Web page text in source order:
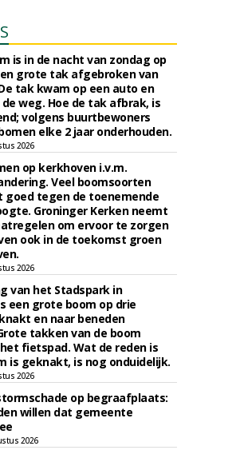
is in de nacht van zondag op
grote tak afgebroken van
tak kwam op een auto en
weg. Hoe de tak afbrak, is
volgens buurtbewoners
elke 2 jaar onderhouden.
2026
op kerkhoven i.v.m.
Veel boomsoorten
goed tegen de toenemende
Groninger Kerken neemt
om ervoor te zorgen
ook in de toekomst groen
2026
van het Stadspark in
een grote boom op drie
en naar beneden
takken van de boom
fietspad. Wat de reden is
is geknakt, is nog onduidelijk.
2026
op begraafplaats:
willen dat gemeente
2026